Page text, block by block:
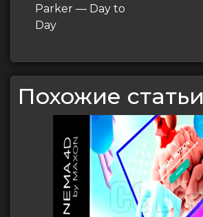
записям
запись
Parker — Day to
Day
Похожие статьи